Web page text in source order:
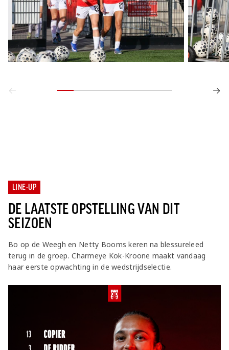
LINE-UP
DE LAATSTE OPSTELLING VAN DIT
SEIZOEN
Bo op de Weegh en Netty Booms keren na blessureleed
terug in de groep. Charmeye Kok-Kroone maakt vandaag
haar eerste opwachting in de wedstrijdselectie.